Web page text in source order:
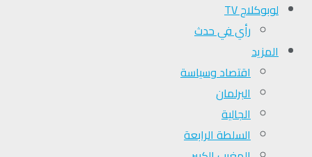
لوبوكلاج TV
رأي في حدث
المزيد
اقتصاد وسياسة
البرلمان
الجالية
السلطة الرابعة